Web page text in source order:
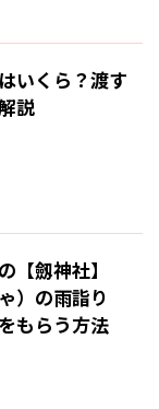
いくら？渡す
説
【劔神社】
）の雨詣り
もらう方法